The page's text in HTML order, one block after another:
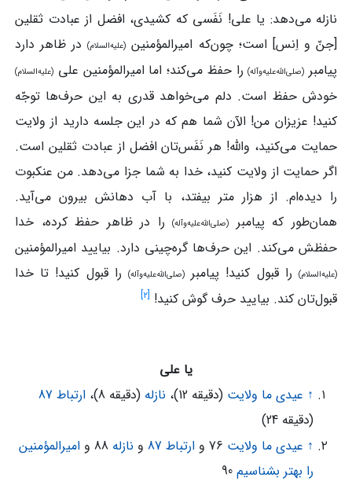
نازله می‌دهد: یا علی! نَفَسی که کشیدی، افضل از عبادت ثقلین
[جنّ و اِنس] است؛ چون‌که امیرالمؤمنین (علیه‌السلام)در ظاهر دارد
پیامبر (صلی‌الله‌علیه‌وآله)را حفظ می‌کند؛ اما امیرالمؤمنین علی (علیه‌السلام)
خودش حفظ است. دلم می‌خواهد قدری به این حرف‌ها توجّه
کنید! عزیزان من! الآن شما هم که در این جلسه دارید از ولایت
حمایت می‌کنید، والله! هر نَفَس‌تان افضل از عبادت ثقلین است.
اگر حمایت از ولایت کنید، خدا به شما جزا می‌دهد. من عنکبوت
را دیده‌ام. از هزار متر بیفتد، با آب دهانش بیرون می‌آید.
همان‌طور که پیامبر
(صلی‌الله‌علیه‌وآله)را در ظاهر حفظ کرده، خدا
حفظش می‌کند. این حرف‌ها گره‌چینی دارد. بیایید امیرالمؤمنین
(علیه‌السلام) را قبول کنید! پیامبر (صلی‌الله‌علیه‌وآله) را قبول کنید! تا خدا
قبول‌تان کند. بیایید حرف گوش کنید! [۲]
یا علی
↑ عیدی ما ولایت (دقیقه 12)، نازله (دقیقه 8)،
ارتباط 87
(دقیقه 24)
↑ عیدی ما ولایت ارتباط 87 و نازله
امیرالمؤمنین
را بهتر بشناسیم